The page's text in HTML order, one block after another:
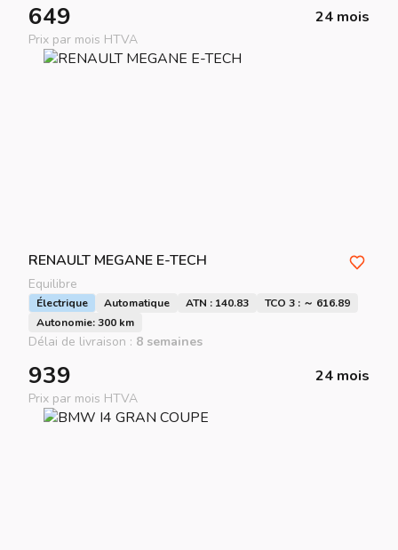
649 24 mois
Prix par mois HTVA
RENAULT MEGANE E-TECH
Equilibre
Électrique Automatique ATN : 140.83
TCO 3 : ～ 616.89
Autonomie: 300 km
Délai de livraison : 8 semaines
939 24 mois
Prix par mois HTVA